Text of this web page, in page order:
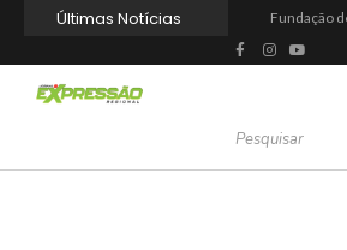
Últimas Notícias